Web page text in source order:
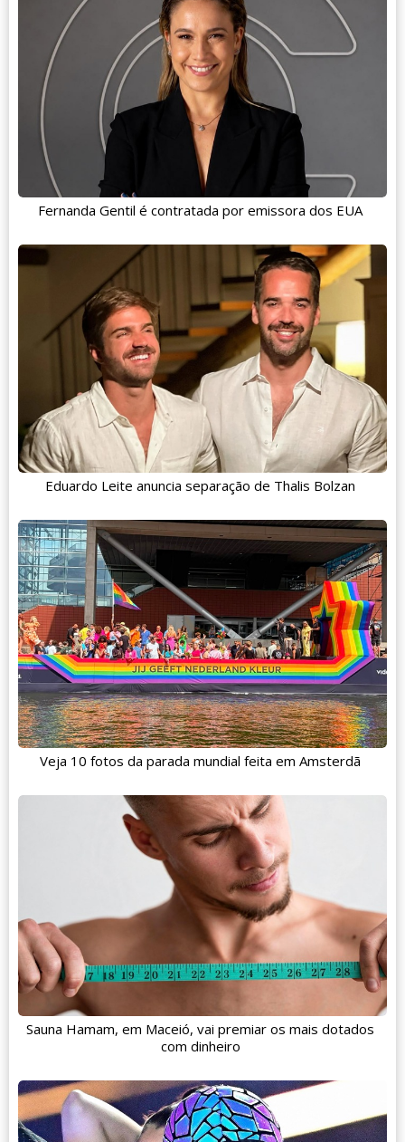
Fernanda Gentil é contratada por emissora dos EUA
Eduardo Leite anuncia separação de Thalis Bolzan
Veja 10 fotos da parada mundial feita em Amsterdã
Sauna Hamam, em Maceió, vai premiar os mais dotados
com dinheiro